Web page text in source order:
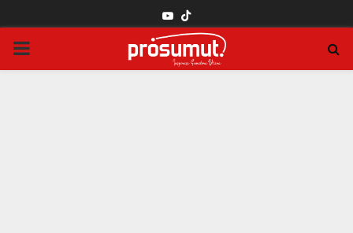
YOUTUBE
PRIMARY